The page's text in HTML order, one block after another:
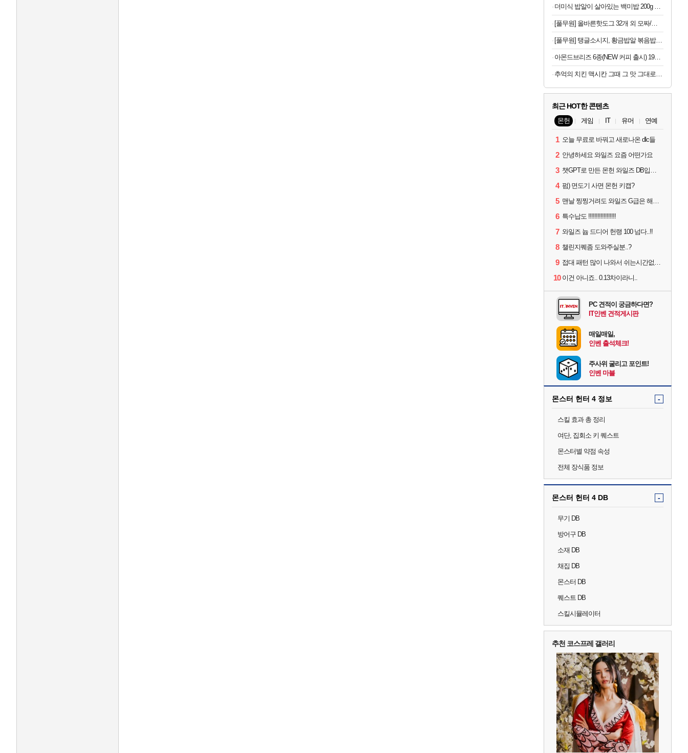
더미식 밥알이 살아있는 백미밥 200g 24개 외 잡곡밥류,덮밥소스7종 외
[풀무원] 올바른핫도그 32개 외 모짜/탱글/체다 골라담기
[풀무원] 탱글소시지, 황금밥알 볶음밥 등 4개(8인)
아몬드브리즈 6종(NEW 커피 출시) 190ML/950ML 10팩/24팩/48팩 중 택 1
추억의 치킨 맥시칸 그때 그 맛 그대로 맥시칸 치킨 순살 봉 골라담기 2+2 총 4봉지
최근 HOT한 콘텐츠
몬헌 게임 IT 유머 연예
1 오늘 무료로 바꿔고 새로나온 dlc들
2 안녕하세요 와일즈 요즘 어떤가요
3 챗GPT로 만든 몬헌 와일즈 DB입니다.
4 펌) 면도기 사면 몬헌 키캡?
5 맨날 찡찡거려도 와일즈 G급은 해야하니까 접속 jpg
6 특수납도 !!!!!!!!!!!!!!!!!!
7 와일즈 늅 드디어 헌랭 100 넘다..!!
8 챌린지퀘좀 도와주실분..?
9 접대 패턴 많이 나와서 쉬는시간없이 빡딜한것같은데..
10 이건 아니죠.. 0.13차이라니..
PC 견적이 궁금하다면?
IT인벤 견적게시판
매일매일,
인벤 출석체크!
주사위 굴리고 포인트!
인벤 마블
몬스터 헌터 4 정보 -
스킬 효과 총 정리
여단, 집회소 키 퀘스트
몬스터별 약점 속성
전체 장식품 정보
몬스터 헌터 4 DB -
무기 DB
방어구 DB
소재 DB
채집 DB
몬스터 DB
퀘스트 DB
스킬시뮬레이터
추천 코스프레 갤러리